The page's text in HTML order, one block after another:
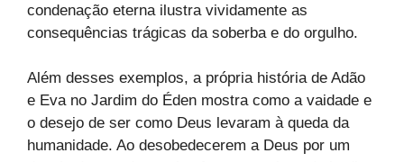
condenação eterna ilustra vividamente as
consequências trágicas da soberba e do orgulho.
Além desses exemplos, a própria história de Adão
e Eva no Jardim do Éden mostra como a vaidade e
o desejo de ser como Deus levaram à queda da
humanidade. Ao desobedecerem a Deus por um